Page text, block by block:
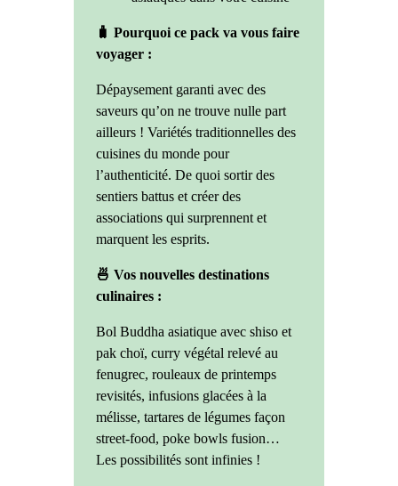
🧳 Pourquoi ce pack va vous faire
voyager :
Dépaysement garanti avec des
saveurs qu’on ne trouve nulle part
ailleurs ! Variétés traditionnelles des
cuisines du monde pour
l’authenticité. De quoi sortir des
sentiers battus et créer des
associations qui surprennent et
marquent les esprits.
🍜 Vos nouvelles destinations
culinaires :
Bol Buddha asiatique avec shiso et
pak choï, curry végétal relevé au
fenugrec, rouleaux de printemps
revisités, infusions glacées à la
mélisse, tartares de légumes façon
street-food, poke bowls fusion…
Les possibilités sont infinies !